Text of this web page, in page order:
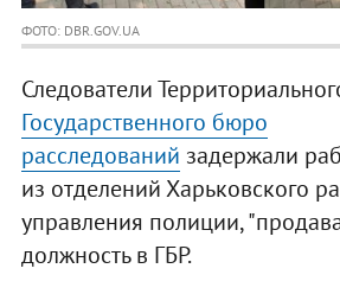
ФОТО: DBR.GOV.UA
Следователи
Государственного бюро
расследований задержали
из отделений Харьковского
управления полиции,
должность в ГБР.